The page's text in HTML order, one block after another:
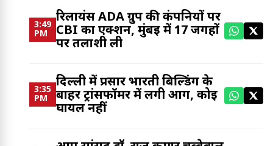
3:49
PM
रिलायंस ADA ग्रुप की कंपनियों पर
CBI का एक्शन, मुंबई में 17 जगहों
पर तलाशी ली
3:35
PM
दिल्ली में प्रसार भारती बिल्डिंग के
बाहर ट्रांसफॉर्मर में लगी आग, कोई
घायल नहीं